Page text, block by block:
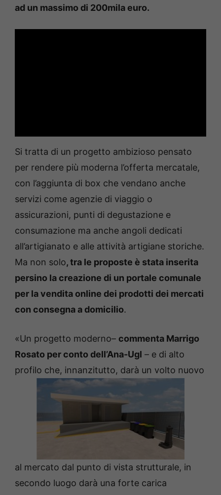
ad un massimo di 200mila euro.
Si tratta di un progetto ambizioso pensato
per rendere più moderna l’offerta mercatale,
con l’aggiunta di box che vendano anche
servizi come agenzie di viaggio o
assicurazioni, punti di degustazione e
consumazione ma anche angoli dedicati
all’artigianato e alle attività artigiane storiche.
Ma non solo, tra le proposte è stata inserita
persino la creazione di un portale comunale
per la vendita online dei prodotti dei mercati
con consegna a domicilio.
«Un progetto moderno– commenta Marrigo
Rosato per conto dell’Ana-Ugl – e di alto
profilo che, innanzitutto, darà un volto nuovo
al mercato dal punto di vista strutturale, in
secondo luogo darà una forte carica